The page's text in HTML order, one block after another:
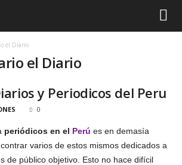
el Diario
el Diario
y Periodicos del Peru
0
periódicos en el Perú es en demasía
varios de estos mismos dedicados a
de público objetivo. Esto no hace difícil